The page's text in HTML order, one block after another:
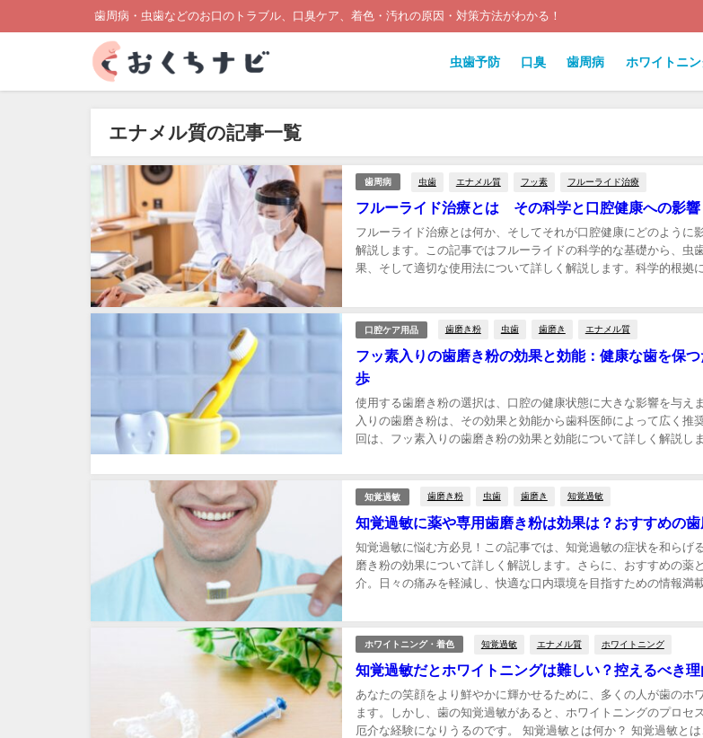
歯周病・虫歯などのお口のトラブル、口臭ケア、着色・汚れの原因・対策方法がわかる！
虫歯予防 口臭 歯周病 ホワイトニ
エナメル質の記事一覧
歯周病 虫歯 エナメル質 フッ素 フルーライド治療
フルーライド治療とは その科学と口腔健康への影響
フルーライド治療とは何か、そしてそれが口腔健康にどのように
解説します。この記事ではフルーライドの科学的な基礎から、虫
果、そして適切な使用法について詳しく解説します。科学的根拠
口腔ケア用品 歯磨き粉 虫歯 歯磨き エナメル質
フッ素入りの歯磨き粉の効果と効能：健康な歯を保
歩
使用する歯磨き粉の選択は、口腔の健康状態に大きな影響を与え
入りの歯磨き粉は、その効果と効能から歯科医師によって広く推
回は、フッ素入りの歯磨き粉の効果と効能について詳しく解説し
知覚過敏 歯磨き粉 虫歯 歯磨き 知覚過敏
知覚過敏に薬や専用歯磨き粉は効果は？おすすめの
知覚過敏に悩む方必見！この記事では、知覚過敏の症状を和らげ
磨き粉の効果について詳しく解説します。さらに、おすすめの薬
介。日々の痛みを軽減し、快適な口内環境を目指すための情報満
ホワイトニング・着色 知覚過敏 エナメル質 ホワイトニング
知覚過敏だとホワイトニングは難しい？控えるべき
あなたの笑顔をより鮮やかに輝かせるために、多くの人が歯のホ
ます。しかし、歯の知覚過敏があると、ホワイトニングのプロセ
厄介な経験になりうるのです。 知覚過敏とは何か？ 知覚過敏と